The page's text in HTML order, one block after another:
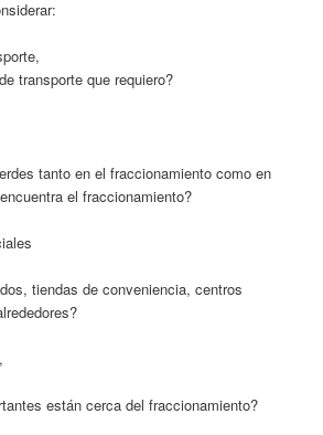
transporte que requiero?
tanto en el fraccionamiento como en
el fraccionamiento?
tiendas de conveniencia, centros
están cerca del fraccionamiento?